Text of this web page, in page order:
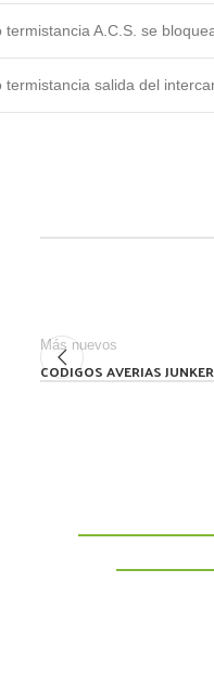
termistancia A.C.S. se
termistancia salida del
Más nuevos
CODIGOS AVERIAS